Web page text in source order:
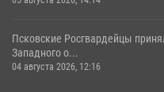
Псковские Росгвардейцы
Западного о...
04 августа 2026, 12:16